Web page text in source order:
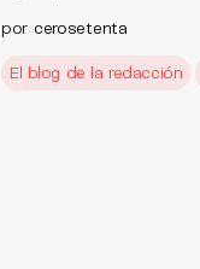
por cerosetenta
El blog de la redacción